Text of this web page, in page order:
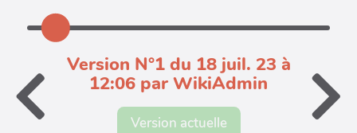
Version N°1 du 18 juil. 23 à
12:06 par WikiAdmin
Version actuelle